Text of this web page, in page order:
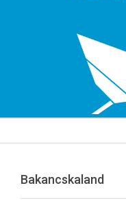
Indulunk!
Bakancskaland